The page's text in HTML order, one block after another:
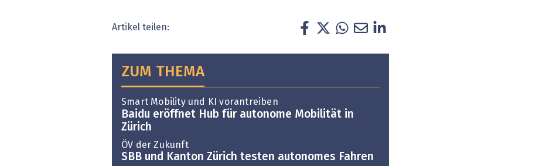
Artikel teilen:
ZUM THEMA
Smart Mobility und KI vorantreiben
Baidu eröffnet Hub für autonome Mobilität in
Zürich
ÖV der Zukunft
SBB und Kanton Zürich testen autonomes Fahren